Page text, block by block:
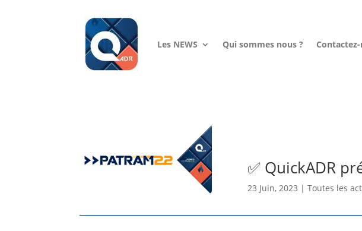
Les NEWS Qui sommes nous ?
✅ QuickADR
23 Juin, 2023 | Toutes les